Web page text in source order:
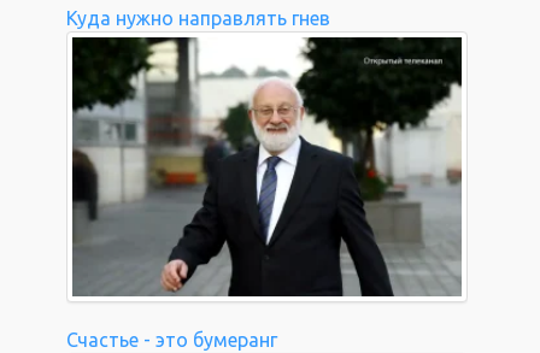
Куда нужно направлять гнев
Счастье - это бумеранг